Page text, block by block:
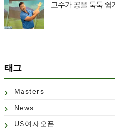
고수가 공을 툭툭 쉽
태그
Masters
News
US여자오픈